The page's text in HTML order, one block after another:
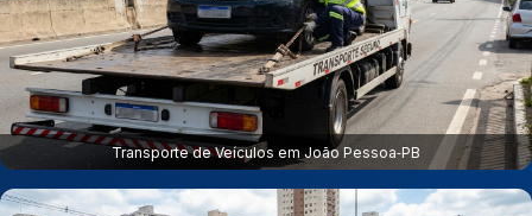
Transporte de Veículos em João Pessoa‑PB